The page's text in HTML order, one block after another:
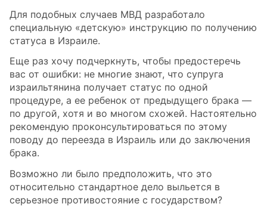
Для подобных случаев МВД разработало
специальную «детскую» инструкцию по получению
статуса в Израиле.
Еще раз хочу подчеркнуть, чтобы предостеречь
вас от ошибки: не многие знают, что супруга
израильтянина получает статус по одной
процедуре, а ее ребенок от предыдущего брака —
по другой, хотя и во многом схожей. Настоятельно
рекомендую проконсультироваться по этому
поводу до переезда в Израиль или до заключения
брака.
Возможно ли было предположить, что это
относительно стандартное дело выльется в
серьезное противостояние с государством?